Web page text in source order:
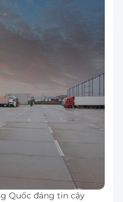
Quốc đáng tin cậy